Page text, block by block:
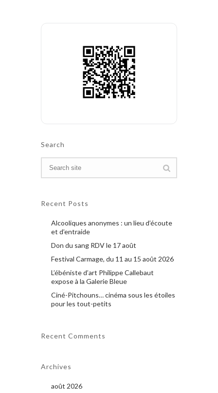
Search
Recent Posts
Alcooliques anonymes : un lieu d’écoute
et d’entraide
Don du sang RDV le 17 août
Festival Carmage, du 11 au 15 août 2026
L’ébéniste d’art Philippe Callebaut
expose à la Galerie Bleue
Ciné-Pitchouns… cinéma sous les étoiles
pour les tout-petits
Recent Comments
Archives
août 2026